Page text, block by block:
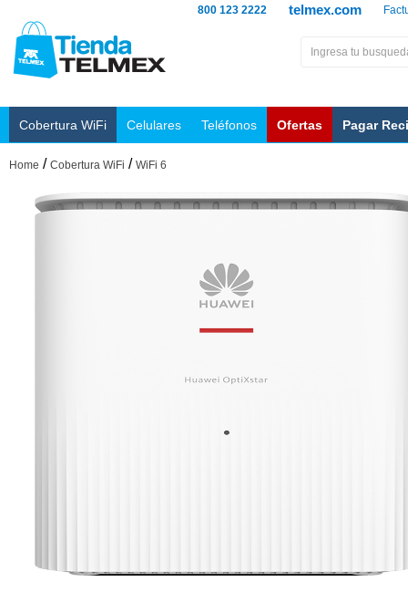
telmex.com
800 123 2222
Cobertura WiFi Celulares Teléfonos Ofertas Pagar
Home / Cobertura WiFi / WiFi 6